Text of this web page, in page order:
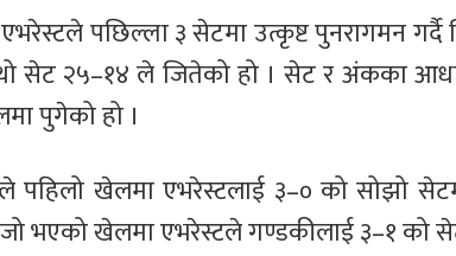
पछिल्ला ३ सेटमा उत्कृष्ट पुनरागमन
सेट २५–१४ ले जितेको हो । सेट र अंकका
पुगेको हो ।
पहिलो खेलमा एभरेस्टलाई ३–० को सोझो
भएको खेलमा एभरेस्टले गण्डकीलाई ३–१ को